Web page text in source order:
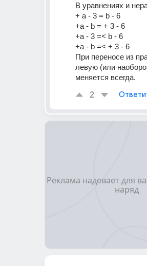
В уравнениях и
+ a - 3 = b - 6
+a - b = + 3 - 6
+a - 3 =< b - 6
+a - b =< + 3 - 6
При переносе из
левую (или
меняется всегда.
2